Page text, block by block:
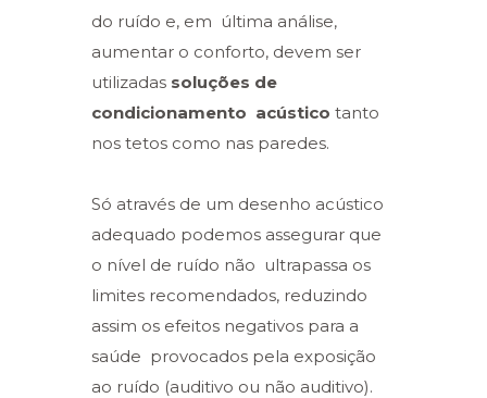
do ruído e, em última análise,
aumentar o conforto, devem ser
utilizadas soluções de
condicionamento acústico tanto
nos tetos como nas paredes.
Só através de um desenho acústico
adequado podemos assegurar que
o nível de ruído não ultrapassa os
limites recomendados, reduzindo
assim os efeitos negativos para a
saúde provocados pela exposição
ao ruído (auditivo ou não auditivo).